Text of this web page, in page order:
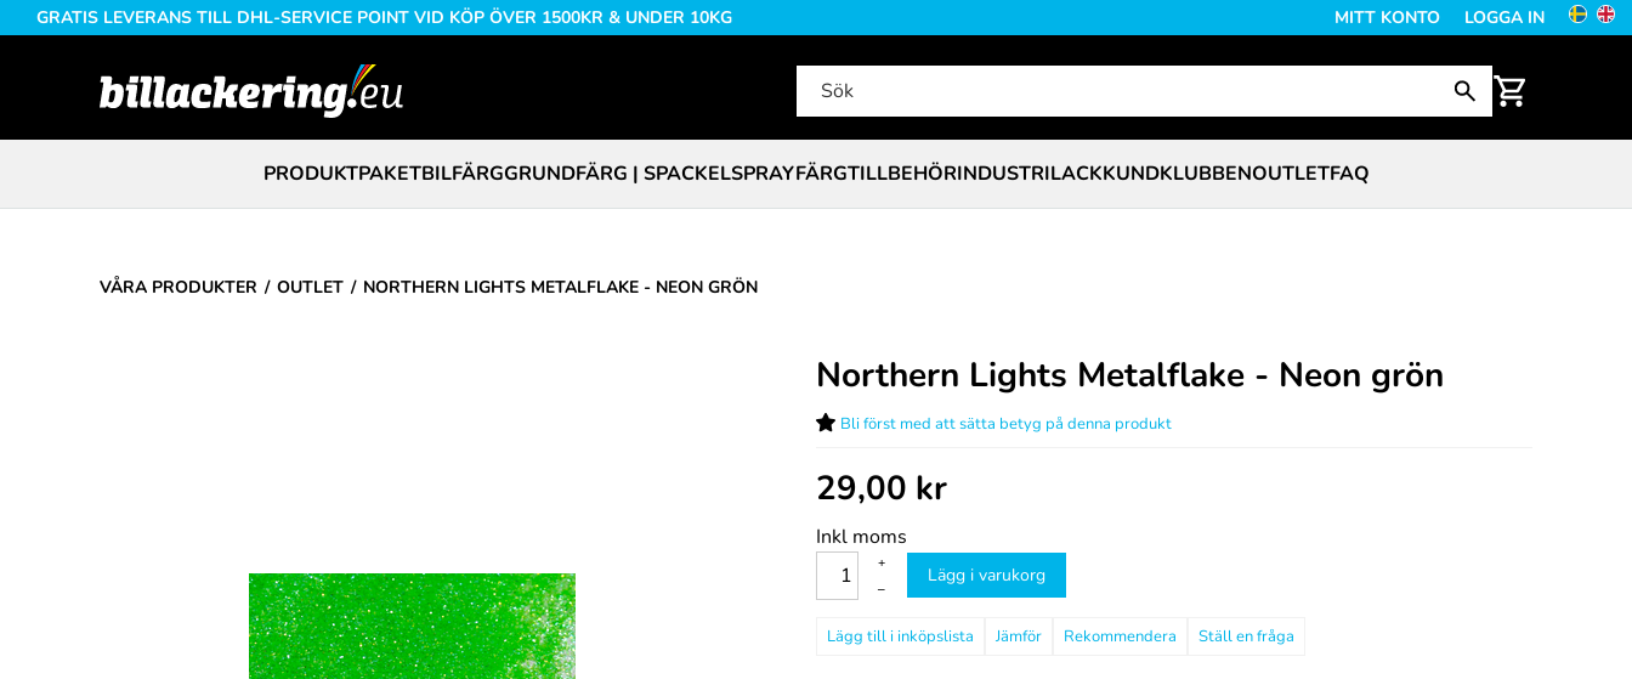
GRATIS LEVERANS TILL DHL-SERVICE POINT VID KÖP ÖVER 1500KR & UNDER 10KG MITT KONTO LOGGA IN
PRODUKTPAKETBILFÄRGGRUNDFÄRG | SPACKELSPRAYFÄRGTILLBEHÖRINDUSTRILACKKUNDKLUBBENOUTLETFAQ
VÅRA PRODUKTER OUTLET NORTHERN LIGHTS METALFLAKE - NEON GRÖN
Northern Lights Metalflake - Neon grön
Bli först med att sätta betyg på denna produkt
29,00 kr
Inkl moms
+
–
Lägg i varukorg
Jämför Rekommendera Ställ en fråga